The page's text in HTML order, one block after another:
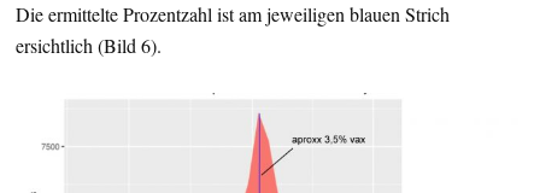
Die ermittelte Prozentzahl ist am jeweiligen blauen Strich
ersichtlich (Bild 6).